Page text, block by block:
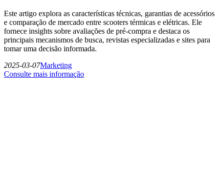
Este artigo explora as características técnicas, garantias de acessórios
e comparação de mercado entre scooters térmicas e elétricas. Ele
fornece insights sobre avaliações de pré-compra e destaca os
principais mecanismos de busca, revistas especializadas e sites para
tomar uma decisão informada.
2025-03-07Marketing
Consulte mais informação